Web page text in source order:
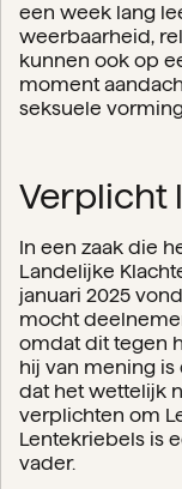
een week lang
weerbaarheid,
kunnen ook op
moment
seksuele
Verplicht
In een zaak die
Landelijke
januari 2025
mocht
omdat dit tegen
hij van mening
dat het wettelijk
verplichten om
Lentekriebels is
vader.